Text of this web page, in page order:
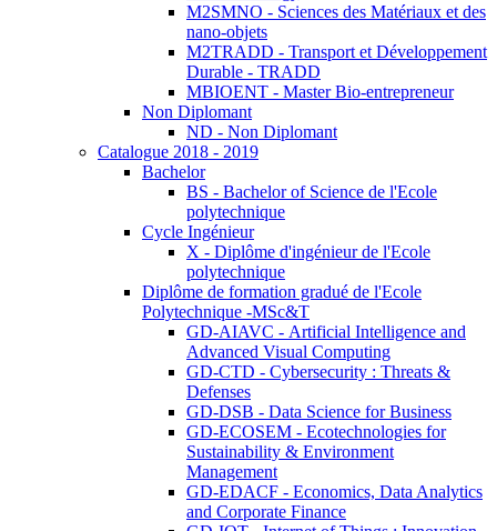
M2SMNO - Sciences des Matériaux et des
nano-objets
M2TRADD - Transport et Développement
Durable - TRADD
MBIOENT - Master Bio-entrepreneur
Non Diplomant
ND - Non Diplomant
Catalogue 2018 - 2019
Bachelor
BS - Bachelor of Science de l'Ecole
polytechnique
Cycle Ingénieur
X - Diplôme d'ingénieur de l'Ecole
polytechnique
Diplôme de formation gradué de l'Ecole
Polytechnique -MSc&T
GD-AIAVC - Artificial Intelligence and
Advanced Visual Computing
GD-CTD - Cybersecurity : Threats &
Defenses
GD-DSB - Data Science for Business
GD-ECOSEM - Ecotechnologies for
Sustainability & Environment
Management
GD-EDACF - Economics, Data Analytics
and Corporate Finance